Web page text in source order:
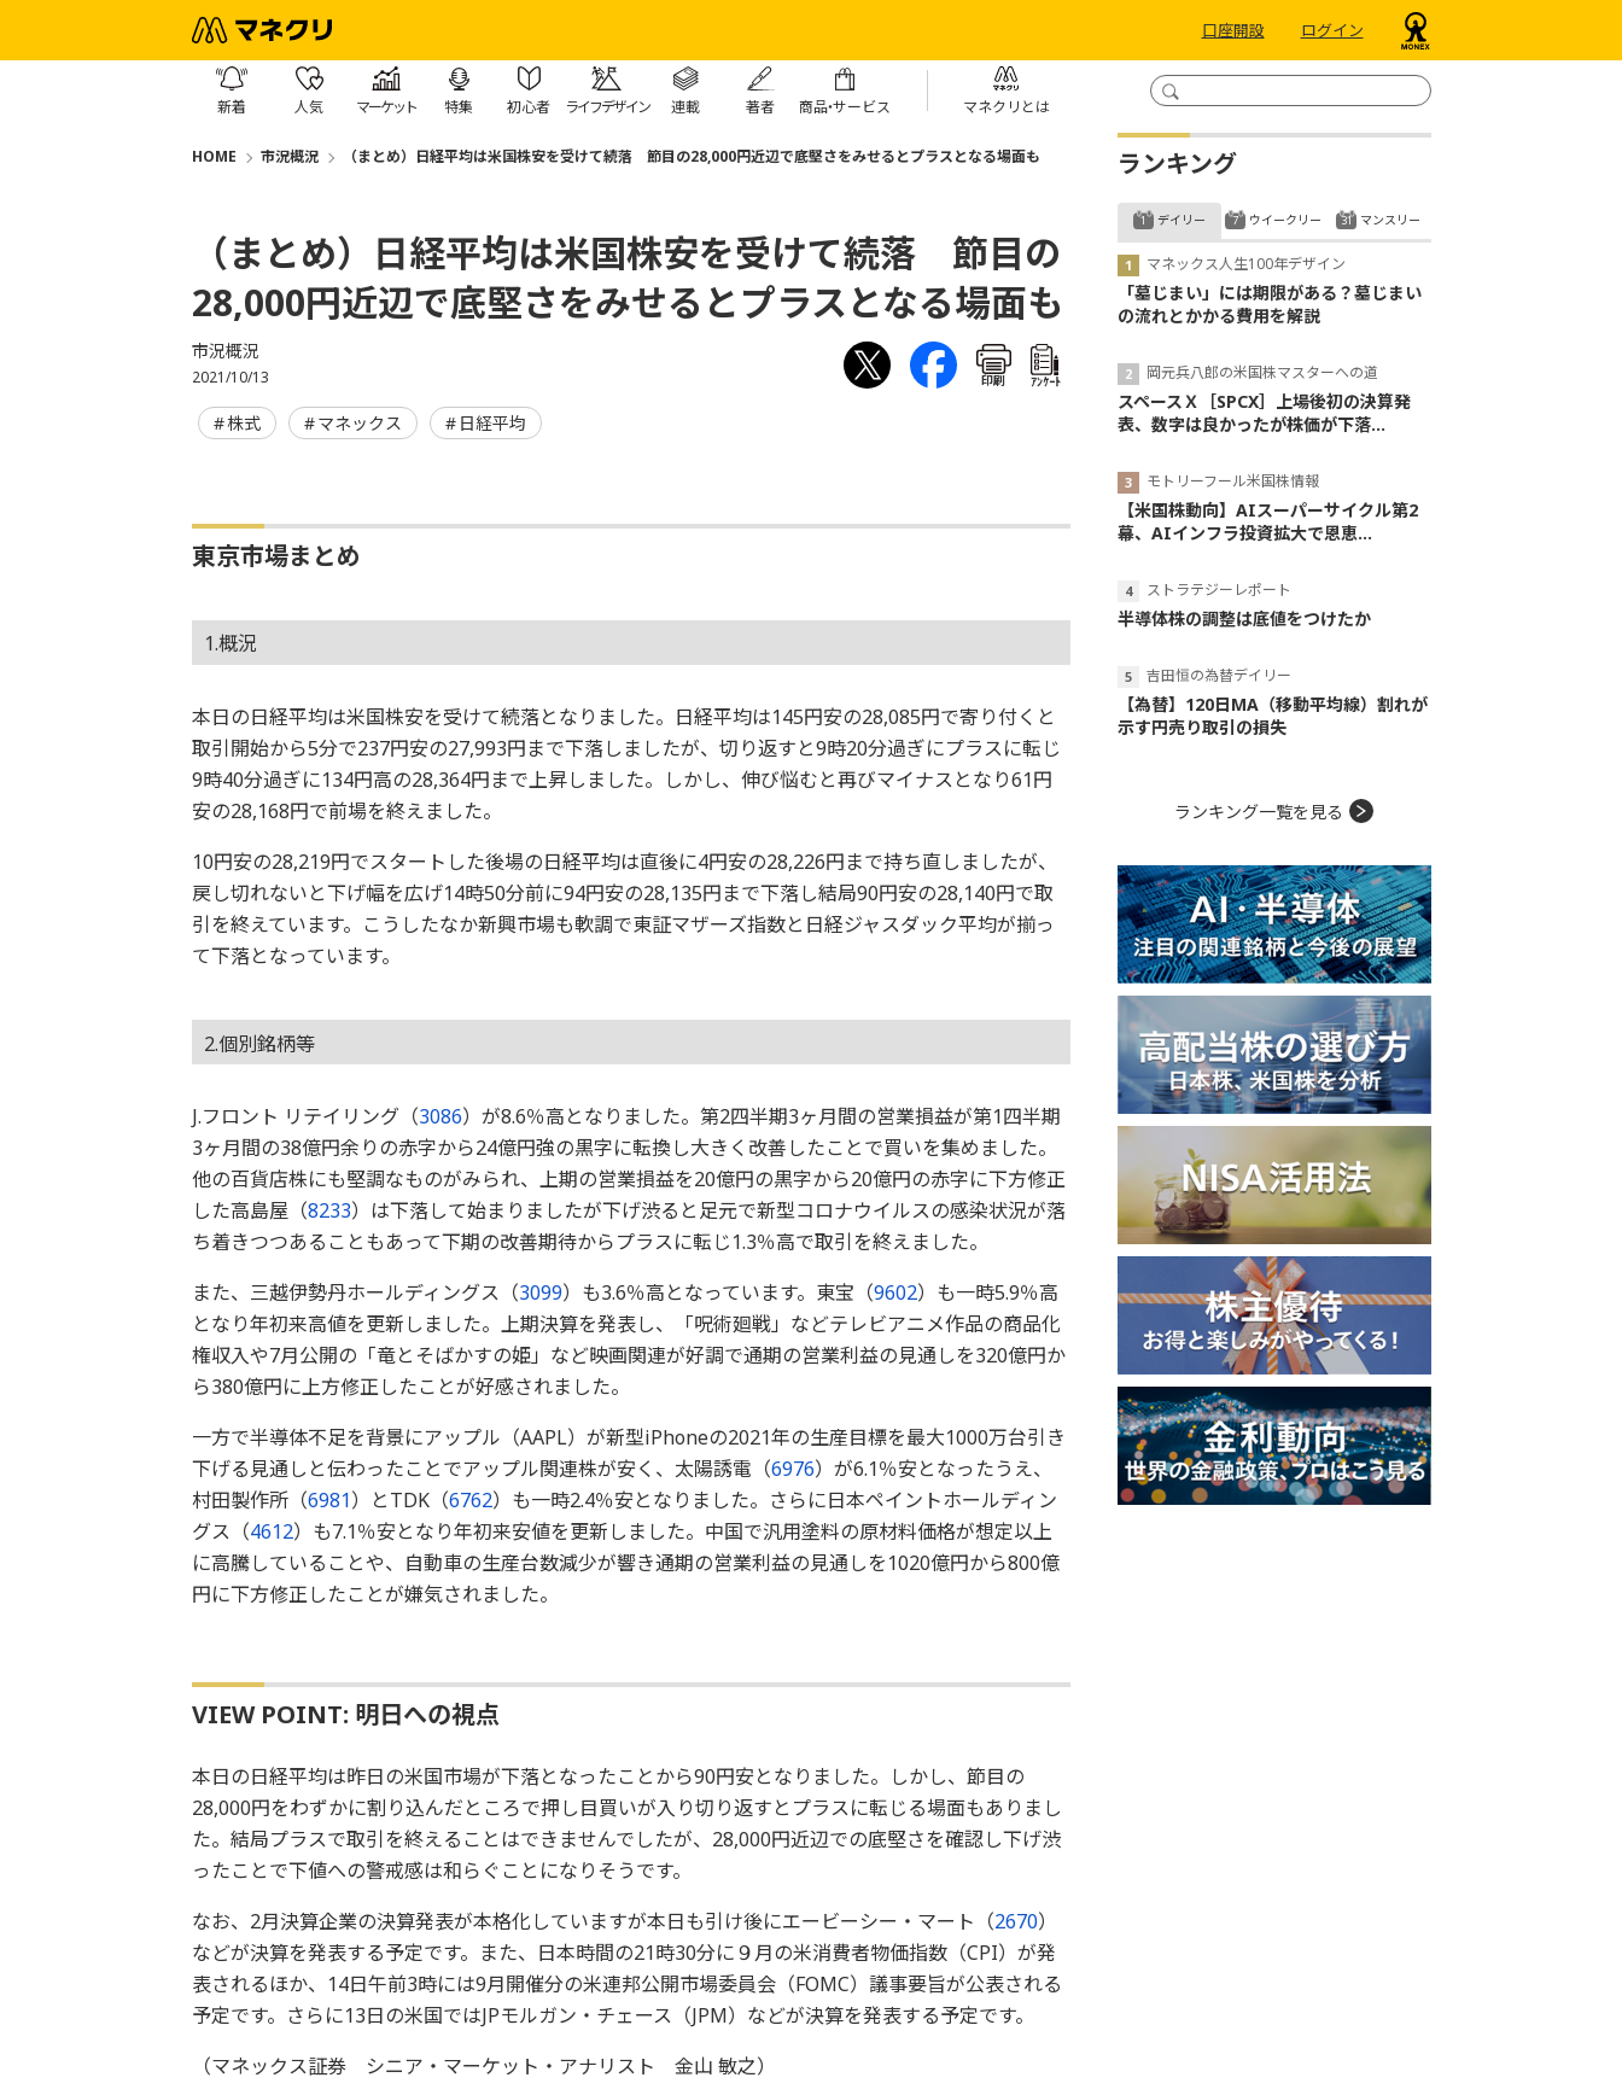
口座開設 ログイン
新着 人気 マーケット 特集 初心者 ライフデザイン 連載 著者 商品・サービス マネクリとは
HOME 市況概況 （まとめ）日経平均は米国株安を受けて続落 節目の28,000円近辺で底堅さをみせるとプラスとなる場面も
（まとめ）日経平均は米国株安を受けて続落 節目の
28,000円近辺で底堅さをみせるとプラスとなる場面も
市況概況
2021/10/13 印刷 ｱﾝｹｰﾄ
株式 マネックス 日経平均
東京市場まとめ
1.概況
本日の日経平均は米国株安を受けて続落となりました。日経平均は145円安の28,085円で寄り付くと
取引開始から5分で237円安の27,993円まで下落しましたが、切り返すと9時20分過ぎにプラスに転じ
9時40分過ぎに134円高の28,364円まで上昇しました。しかし、伸び悩むと再びマイナスとなり61円
安の28,168円で前場を終えました。
10円安の28,219円でスタートした後場の日経平均は直後に4円安の28,226円まで持ち直しましたが、
戻し切れないと下げ幅を広げ14時50分前に94円安の28,135円まで下落し結局90円安の28,140円で取
引を終えています。こうしたなか新興市場も軟調で東証マザーズ指数と日経ジャスダック平均が揃っ
て下落となっています。
2.個別銘柄等
J.フロント リテイリング（3086）が8.6％高となりました。第2四半期3ヶ月間の営業損益が第1四半期
3ヶ月間の38億円余りの赤字から24億円強の黒字に転換し大きく改善したことで買いを集めました。
他の百貨店株にも堅調なものがみられ、上期の営業損益を20億円の黒字から20億円の赤字に下方修正
した高島屋（8233）は下落して始まりましたが下げ渋ると足元で新型コロナウイルスの感染状況が落
ち着きつつあることもあって下期の改善期待からプラスに転じ1.3％高で取引を終えました。
また、三越伊勢丹ホールディングス（3099）も3.6％高となっています。東宝（9602）も一時5.9％高
となり年初来高値を更新しました。上期決算を発表し、「呪術廻戦」などテレビアニメ作品の商品化
権収入や7月公開の「竜とそばかすの姫」など映画関連が好調で通期の営業利益の見通しを320億円か
ら380億円に上方修正したことが好感されました。
一方で半導体不足を背景にアップル（AAPL）が新型iPhoneの2021年の生産目標を最大1000万台引き
下げる見通しと伝わったことでアップル関連株が安く、太陽誘電（6976）が6.1％安となったうえ、
村田製作所（6981）とTDK（6762）も一時2.4％安となりました。さらに日本ペイントホールディン
グス（4612）も7.1％安となり年初来安値を更新しました。中国で汎用塗料の原材料価格が想定以上
に高騰していることや、自動車の生産台数減少が響き通期の営業利益の見通しを1020億円から800億
円に下方修正したことが嫌気されました。
VIEW POINT: 明日への視点
本日の日経平均は昨日の米国市場が下落となったことから90円安となりました。しかし、節目の
28,000円をわずかに割り込んだところで押し目買いが入り切り返すとプラスに転じる場面もありまし
た。結局プラスで取引を終えることはできませんでしたが、28,000円近辺での底堅さを確認し下げ渋
ったことで下値への警戒感は和らぐことになりそうです。
なお、2月決算企業の決算発表が本格化していますが本日も引け後にエービーシー・マート（2670）
などが決算を発表する予定です。また、日本時間の21時30分に９月の米消費者物価指数（CPI）が発
表されるほか、14日午前3時には9月開催分の米連邦公開市場委員会（FOMC）議事要旨が公表される
予定です。さらに13日の米国ではJPモルガン・チェース（JPM）などが決算を発表する予定です。
（マネックス証券 シニア・マーケット・アナリスト 金山 敏之）
ランキング
デイリー
マネックス人生100年デザイン
「墓じまい」には期限がある？墓じまい
の流れとかかる費用を解説
岡元兵八郎の米国株マスターへの道
スペースＸ［SPCX］上場後初の決算発
表、数字は良かったが株価が下落...
モトリーフール米国株情報
【米国株動向】AIスーパーサイクル第2
幕、AIインフラ投資拡大で恩恵...
ストラテジーレポート
半導体株の調整は底値をつけたか
吉田恒の為替デイリー
【為替】120日MA（移動平均線）割れが
示す円売り取引の損失
ウイークリー マンスリー
ランキング一覧を見る